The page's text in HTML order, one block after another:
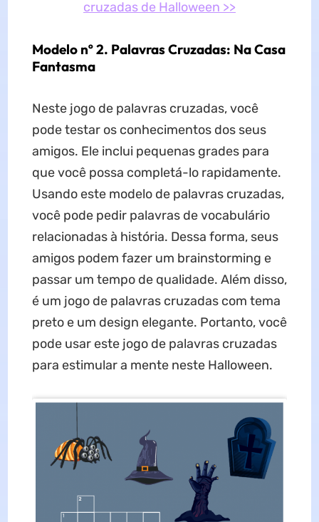
cruzadas de Halloween >>
Modelo nº 2. Palavras Cruzadas: Na Casa
Fantasma
Neste jogo de palavras cruzadas, você
pode testar os conhecimentos dos seus
amigos. Ele inclui pequenas grades para
que você possa completá-lo rapidamente.
Usando este modelo de palavras cruzadas,
você pode pedir palavras de vocabulário
relacionadas à história. Dessa forma, seus
amigos podem fazer um brainstorming e
passar um tempo de qualidade. Além disso,
é um jogo de palavras cruzadas com tema
preto e um design elegante. Portanto, você
pode usar este jogo de palavras cruzadas
para estimular a mente neste Halloween.